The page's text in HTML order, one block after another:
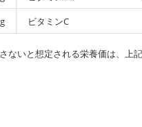
ビタミンC
ないと想定される栄養価は、上